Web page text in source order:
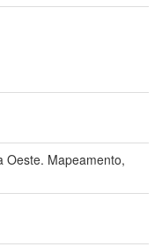
Oeste. Mapeamento,